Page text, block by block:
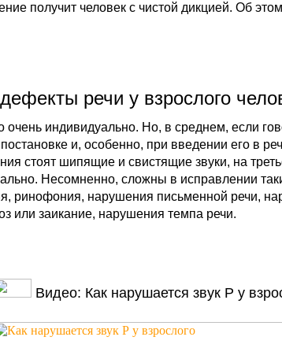
получит человек с чистой дикцией. Об
речи у взрослого
очень индивидуально. Но, в среднем, если
и, особенно, при введении его в
стоят шипящие и свистящие звуки, на
Несомненно, сложны в исправлении
ринофония, нарушения письменной речи,
или заикание, нарушения темпа речи.
Видео: Как нарушается звук Р у